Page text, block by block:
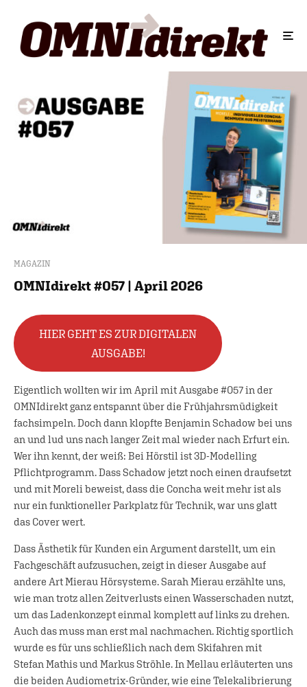
MAGAZIN
OMNIdirekt #057 | April 2026
HIER GEHT ES ZUR DIGITALEN
AUSGABE!
Eigentlich wollten wir im April mit Ausgabe #057 in der
OMNIdirekt ganz entspannt über die Frühjahrsmüdigkeit
fachsimpeln. Doch dann klopfte Benjamin Schadow bei uns
an und lud uns nach langer Zeit mal wieder nach Erfurt ein.
Wer ihn kennt, der weiß: Bei Hörstil ist 3D-Modelling
Pflichtprogramm. Dass Schadow jetzt noch einen draufsetzt
und mit Moreli beweist, dass die Concha weit mehr ist als
nur ein funktioneller Parkplatz für Technik, war uns glatt
das Cover wert.
Dass Ästhetik für Kunden ein Argument darstellt, um ein
Fachgeschäft aufzusuchen, zeigt in dieser Ausgabe auf
andere Art Mierau Hörsysteme. Sarah Mierau erzählte uns,
wie man trotz allen Zeitverlusts einen Wasserschaden nutzt,
um das Ladenkonzept einmal komplett auf links zu drehen.
Auch das muss man erst mal nachmachen. Richtig sportlich
wurde es für uns schließlich nach dem Skifahren mit
Stefan Mathis und Markus Ströhle. In Mellau erläuterten uns
die beiden Audiometrix-Gründer, wie eine Telekalibrierung